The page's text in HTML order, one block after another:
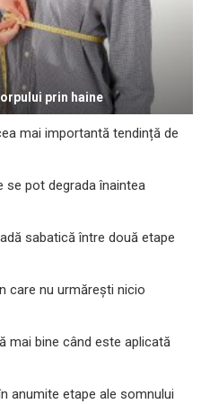
prin haine
mai importantă tendință de
se pot degrada înaintea
sabatică între două etape
care nu urmărești nicio
mai bine când este aplicată
anumite etape ale somnului